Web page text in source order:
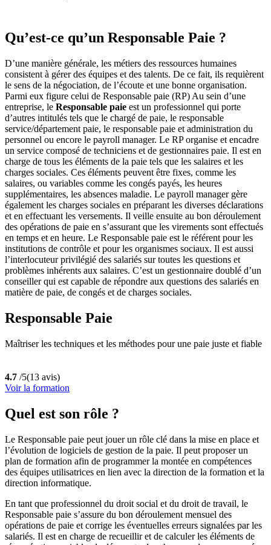
Qu’est-ce qu’un Responsable Paie ?
D’une manière générale, les métiers des ressources humaines
consistent à gérer des équipes et des talents. De ce fait, ils requièrent
le sens de la négociation, de l’écoute et une bonne organisation.
Parmi eux figure celui de Responsable paie (RP) Au sein d’une
entreprise, le Responsable paie est un professionnel qui porte
d’autres intitulés tels que le chargé de paie, le responsable
service/département paie, le responsable paie et administration du
personnel ou encore le payroll manager. Le RP organise et encadre
un service composé de techniciens et de gestionnaires paie. Il est en
charge de tous les éléments de la paie tels que les salaires et les
charges sociales. Ces éléments peuvent être fixes, comme les
salaires, ou variables comme les congés payés, les heures
supplémentaires, les absences maladie. Le payroll manager gère
également les charges sociales en préparant les diverses déclarations
et en effectuant les versements. Il veille ensuite au bon déroulement
des opérations de paie en s’assurant que les virements sont effectués
en temps et en heure. Le Responsable paie est le référent pour les
institutions de contrôle et pour les organismes sociaux. Il est aussi
l’interlocuteur privilégié des salariés sur toutes les questions et
problèmes inhérents aux salaires. C’est un gestionnaire doublé d’un
conseiller qui est capable de répondre aux questions des salariés en
matière de paie, de congés et de charges sociales.
Responsable Paie
Maîtriser les techniques et les méthodes pour une paie juste et fiable
4.7 /5(13 avis)
Voir la formation
Quel est son rôle ?
Le Responsable paie peut jouer un rôle clé dans la mise en place et
l’évolution de logiciels de gestion de la paie. Il peut proposer un
plan de formation afin de programmer la montée en compétences
des équipes utilisatrices en lien avec la direction de la formation et la
direction informatique.
En tant que professionnel du droit social et du droit de travail, le
Responsable paie s’assure du bon déroulement mensuel des
opérations de paie et corrige les éventuelles erreurs signalées par les
salariés. Il est en charge de recueillir et de calculer les éléments de